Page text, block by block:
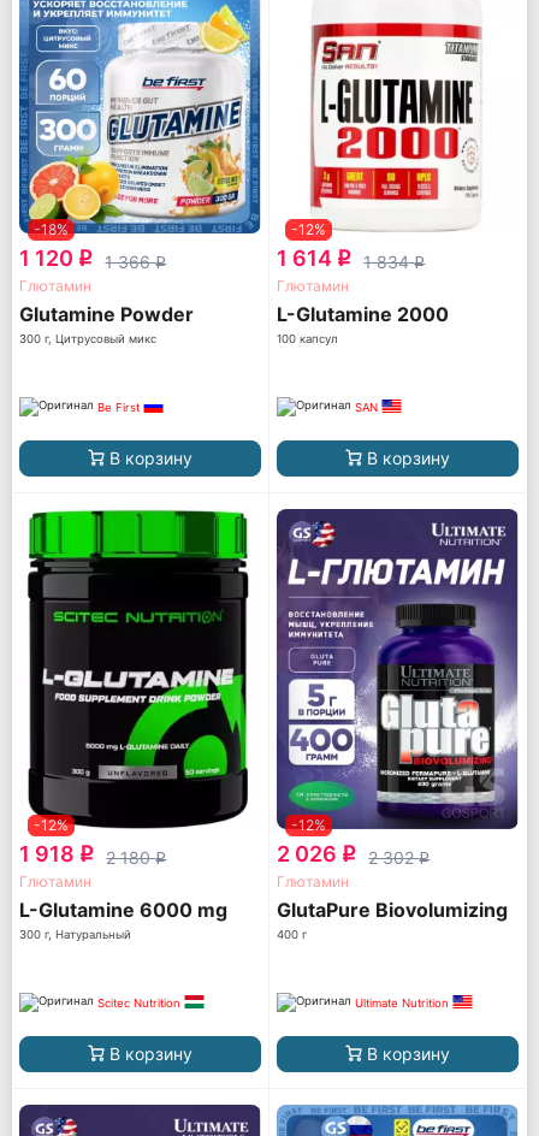
-18%
1 120 q 1 366q
Глютамин
Glutamine Powder
300 г, Цитрусовый микс
Be First
В корзину
-12%
1 614 q 1 834q
Глютамин
L-Glutamine 2000
100 капсул
SAN
В корзину
-12%
1 918 q 2 180q
Глютамин
L-Glutamine 6000 mg
300 г, Натуральный
Scitec Nutrition
В корзину
-12%
2 026 q 2 302q
Глютамин
GlutaPure Biovolumizing
400 г
Ultimate Nutrition
В корзину